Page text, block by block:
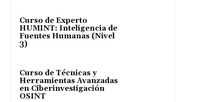
Curso de Experto
HUMINT: Inteligencia de
Fuentes Humanas (Nivel
3)
Curso de Técnicas y
Herramientas Avanzadas
en Ciberinvestigación
OSINT